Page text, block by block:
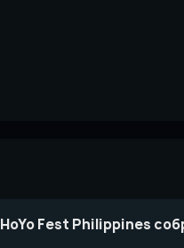
HoYo Fest Philippines